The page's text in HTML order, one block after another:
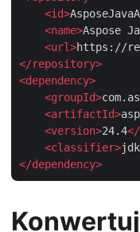
<id>
<name>Aspose
<url>https://
</repository>
<dependency>
<groupId>
<artifactId>
<version>24.4</
<classifier>
</dependency>